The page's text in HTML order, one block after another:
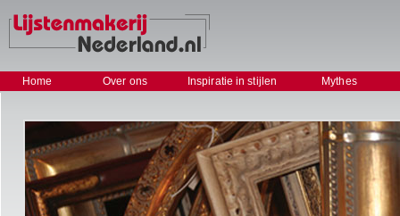
Home Over ons Inspiratie in stijlen Mythes